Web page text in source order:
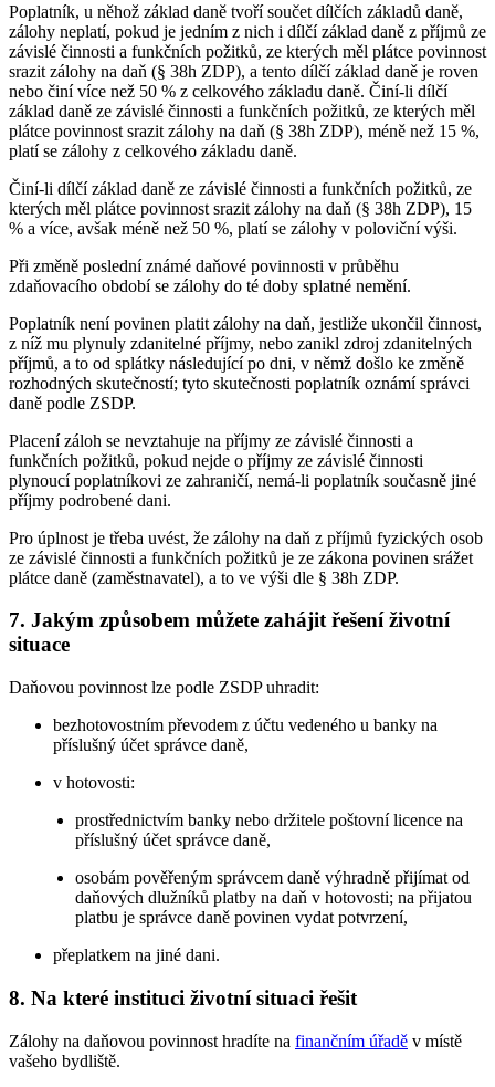
Poplatník, u něhož základ daně tvoří součet dílčích základů daně,
zálohy neplatí, pokud je jedním z nich i dílčí základ daně z příjmů ze
závislé činnosti a funkčních požitků, ze kterých měl plátce povinnost
srazit zálohy na daň (§ 38h ZDP), a tento dílčí základ daně je roven
nebo činí více než 50 % z celkového základu daně. Činí-li dílčí
základ daně ze závislé činnosti a funkčních požitků, ze kterých měl
plátce povinnost srazit zálohy na daň (§ 38h ZDP), méně než 15 %,
platí se zálohy z celkového základu daně.
Činí-li dílčí základ daně ze závislé činnosti a funkčních požitků, ze
kterých měl plátce povinnost srazit zálohy na daň (§ 38h ZDP), 15
% a více, avšak méně než 50 %, platí se zálohy v poloviční výši.
Při změně poslední známé daňové povinnosti v průběhu
zdaňovacího období se zálohy do té doby splatné nemění.
Poplatník není povinen platit zálohy na daň, jestliže ukončil činnost,
z níž mu plynuly zdanitelné příjmy, nebo zanikl zdroj zdanitelných
příjmů, a to od splátky následující po dni, v němž došlo ke změně
rozhodných skutečností; tyto skutečnosti poplatník oznámí správci
daně podle ZSDP.
Placení záloh se nevztahuje na příjmy ze závislé činnosti a
funkčních požitků, pokud nejde o příjmy ze závislé činnosti
plynoucí poplatníkovi ze zahraničí, nemá-li poplatník současně jiné
příjmy podrobené dani.
Pro úplnost je třeba uvést, že zálohy na daň z příjmů fyzických osob
ze závislé činnosti a funkčních požitků je ze zákona povinen srážet
plátce daně (zaměstnavatel), a to ve výši dle § 38h ZDP.
7. Jakým způsobem můžete zahájit řešení životní
situace
Daňovou povinnost lze podle ZSDP uhradit:
bezhotovostním převodem z účtu vedeného u banky na
příslušný účet správce daně,
v hotovosti:
prostřednictvím banky nebo držitele poštovní licence na
příslušný účet správce daně,
osobám pověřeným správcem daně výhradně přijímat od
daňových dlužníků platby na daň v hotovosti; na přijatou
platbu je správce daně povinen vydat potvrzení,
přeplatkem na jiné dani.
8. Na které instituci životní situaci řešit
Zálohy na daňovou povinnost hradíte na finančním úřadě v místě
vašeho bydliště.